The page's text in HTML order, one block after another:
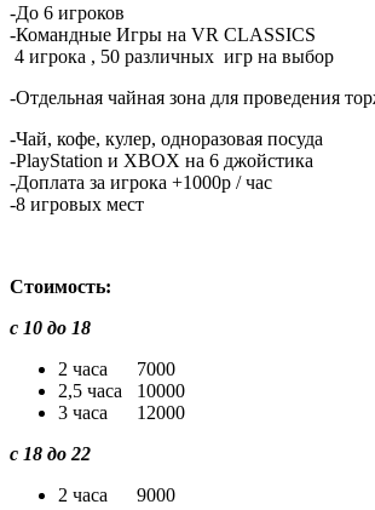
-До 6 игроков
-Командные Игры на VR CLASSICS
4 игрока , 50 различных игр на выбор
-Отдельная чайная зона для проведения
-Чай, кофе, кулер, одноразовая посуда
-PlayStation и XBOX на 6 джойстика
-Доплата за игрока +1000р / час
-8 игровых мест
Стоимость:
с 10 до 18
2 часа 7000
2,5 часа 10000
3 часа 12000
с 18 до 22
2 часа 9000